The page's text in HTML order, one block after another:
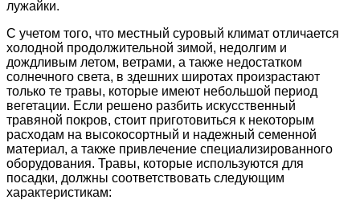
лужайки.
С учетом того, что местный суровый климат отличается
холодной продолжительной зимой, недолгим и
дождливым летом, ветрами, а также недостатком
солнечного света, в здешних широтах произрастают
только те травы, которые имеют небольшой период
вегетации. Если решено разбить искусственный
травяной покров, стоит приготовиться к некоторым
расходам на высокосортный и надежный семенной
материал, а также привлечение специализированного
оборудования. Травы, которые используются для
посадки, должны соответствовать следующим
характеристикам: